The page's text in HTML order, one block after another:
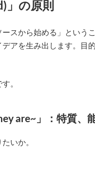
」の原則
スから始める」という
アを生み出します。目
。
are~」：特質、
いか。